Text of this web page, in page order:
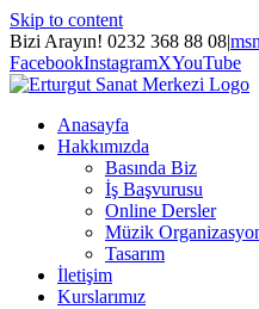
Skip to content
Bizi Arayın! 0232 368 88 08|
FacebookInstagramXYouTube
Anasayfa
Hakkımızda
Basında Biz
İş Başvurusu
Online Dersler
Müzik
Tasarım
İletişim
Kurslarımız